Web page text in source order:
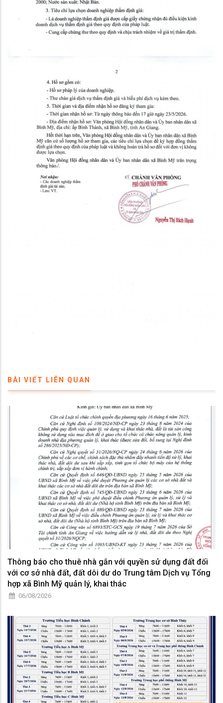
BÀI VIẾT LIÊN QUAN
Thông báo cho thuê nhà gắn với quyền sử dụng đất đối
với cơ sở nhà đất, đất dôi dư do Trung tâm Dịch vụ Tổng
hợp xã Bình Mỹ quản lý, khai thác
06/08/2026